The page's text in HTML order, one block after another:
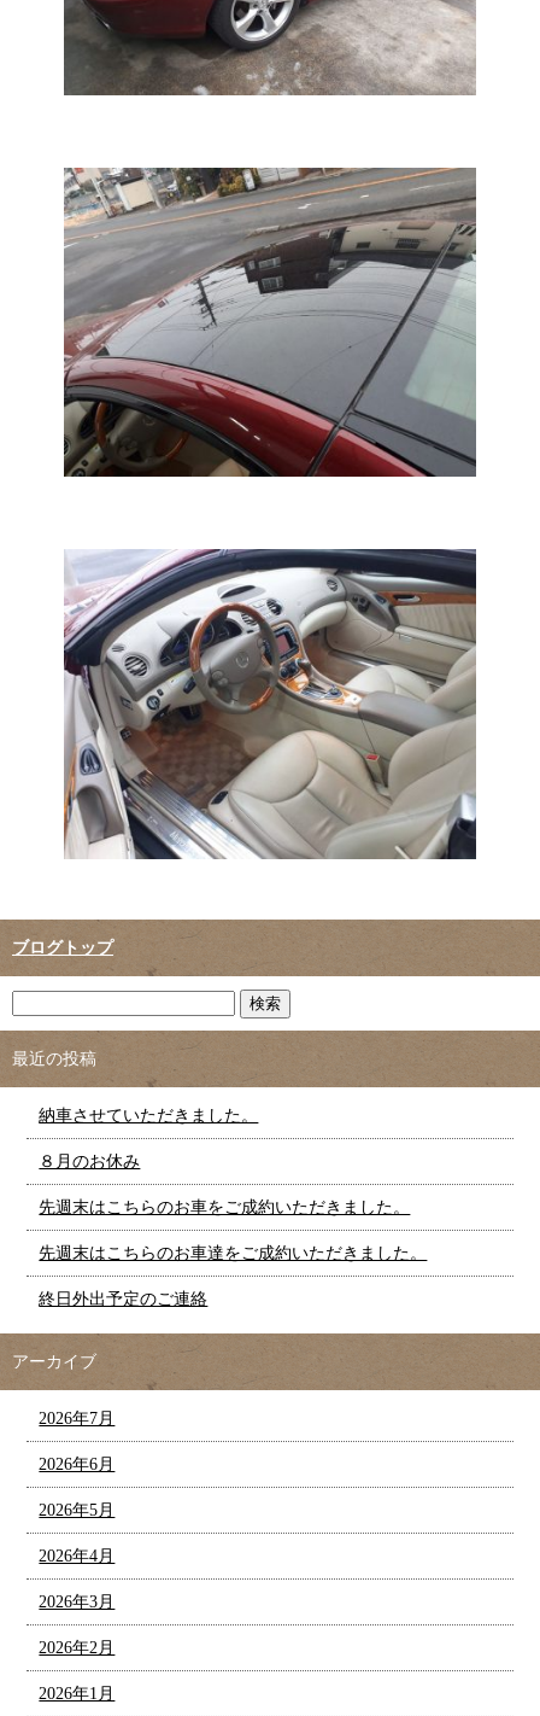
ブログトップ
最近の投稿
納車させていただきました。
８月のお休み
先週末はこちらのお車をご成約いただきました。
先週末はこちらのお車達をご成約いただきました。
終日外出予定のご連絡
アーカイブ
2026年7月
2026年6月
2026年5月
2026年4月
2026年3月
2026年2月
2026年1月